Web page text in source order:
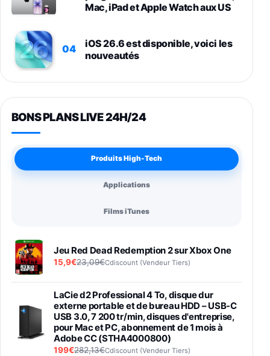
Mac, iPad et Apple Watch aux US
04
iOS 26.6 est disponible, voici les
nouveautés
BONS PLANS LIVE 24H/24
Produits High-Tech
Applications
Films iTunes
Jeu Red Dead Redemption 2 sur Xbox One
15,9€23,09€Cdiscount (Vendeur Tiers)
LaCie d2 Professional 4 To, disque dur
externe portable et de bureau HDD – USB-C
USB 3.0, 7 200 tr/min, disques d'entreprise,
pour Mac et PC, abonnement de 1 mois à
Adobe CC (STHA4000800)
199€282,13€Cdiscount (Vendeur Tiers)